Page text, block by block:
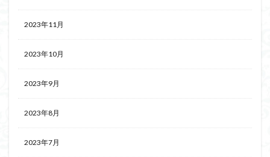
2023年11月
2023年10月
2023年9月
2023年8月
2023年7月